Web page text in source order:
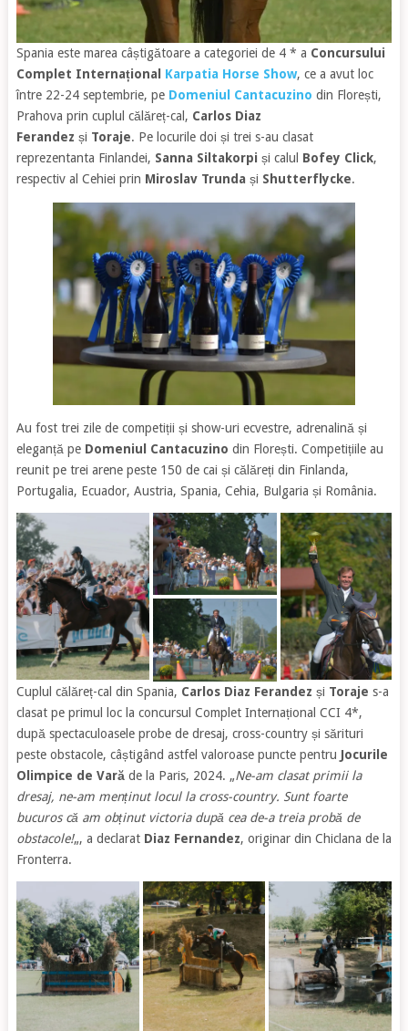
Spania este marea câștigătoare a categoriei de 4 * a Concursului
Complet Internațional
Karpatia Horse Show, ce a avut loc
între 22-24 septembrie, pe Domeniul Cantacuzino din Florești,
Prahova prin cuplul călăreț-cal, Carlos Diaz
Ferandez și Toraje. Pe locurile doi și trei s-au clasat
reprezentanta Finlandei, Sanna Siltakorpi și calul Bofey Click,
respectiv al Cehiei prin Miroslav Trunda și Shutterflycke.
Au fost trei zile de competiții și show-uri ecvestre, adrenalină și
eleganță pe Domeniul Cantacuzino din Florești. Competițiile au
reunit pe trei arene peste 150 de cai și călăreți din Finlanda,
Portugalia, Ecuador, Austria, Spania, Cehia, Bulgaria și România.
Cuplul călăreț-cal din Spania, Carlos Diaz Ferandez și Toraje s-a
clasat pe primul loc la concursul Complet Internațional CCI 4*,
după spectaculoasele probe de dresaj, cross-country și sărituri
peste obstacole, câștigând astfel valoroase puncte pentru Jocurile
Olimpice de Vară de la Paris, 2024. „Ne-am clasat primii la
dresaj, ne-am menținut locul la cross-country. Sunt foarte
bucuros că am obținut victoria după cea de-a treia probă de
obstacole!„, a declarat Diaz Fernandez, originar din Chiclana de la
Fronterra.